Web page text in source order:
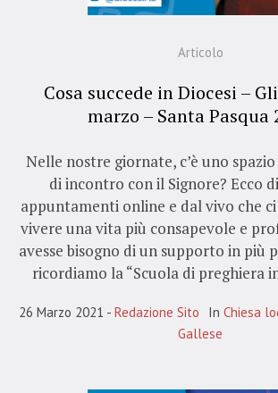
Articolo
Cosa succede in Diocesi –
marzo – Santa Pasqua
Nelle nostre giornate, c’è uno
di incontro con il Signore? Ecco
appuntamenti online e dal vivo che
vivere una vita più consapevole e
avesse bisogno di un supporto in più
ricordiamo la “Scuola di preghiera
26 Marzo 2021 Redazione Sito In Chiesa
Gallese